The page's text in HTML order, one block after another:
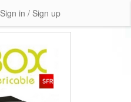
Sign in / Sign up